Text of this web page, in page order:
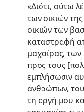
«Διότι, ούτω
των οικιών
οικιών των
καταστραφή
μαχαίρας,
προς τους
εμπλήσωσιν
ανθρώπων,
τη οργή μου